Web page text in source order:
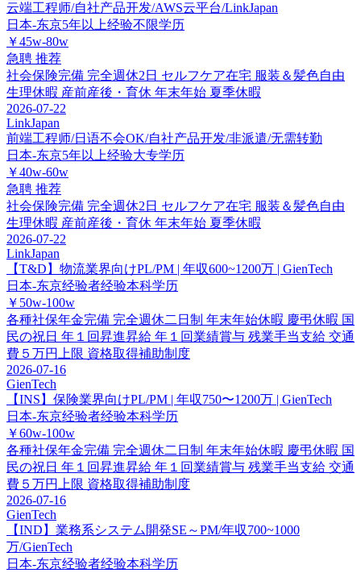
云端工程师/自社产品开发/AWS云平台/LinkJapan
日本-东京5年以上经验不限学历
￥45w-80w
急聘 推荐
社会保険完備 完全週休2日 セルフケア在宅 服装＆髪色自由
生理休暇 産前産後・育休 年末年始 夏季休暇
2026-07-22
LinkJapan
前端工程师/日语不会OK/自社产品开发/非派遣/无需转勤
日本-东京5年以上经验大专学历
￥40w-60w
急聘 推荐
社会保険完備 完全週休2日 セルフケア在宅 服装＆髪色自由
生理休暇 産前産後・育休 年末年始 夏季休暇
2026-07-22
LinkJapan
【T&D】物流業界向けPL/PM | 年収600~1200万 | GienTech
日本-东京经验者经验本科学历
￥50w-100w
各種社保年金完備 完全週休二日制 年末年始休暇 慶弔休暇 国
民の祝日 年１回昇進昇給 年１回業績賞与 残業手当支給 交通
費５万円上限 資格取得補助制度
2026-07-16
GienTech
【INS】保険業界向けPL/PM | 年収750〜1200万 | GienTech
日本-东京经验者经验本科学历
￥60w-100w
各種社保年金完備 完全週休二日制 年末年始休暇 慶弔休暇 国
民の祝日 年１回昇進昇給 年１回業績賞与 残業手当支給 交通
費５万円上限 資格取得補助制度
2026-07-16
GienTech
【IND】業務系システム開発SE～PM/年収700~1000
万/GienTech
日本-东京经验者经验本科学历